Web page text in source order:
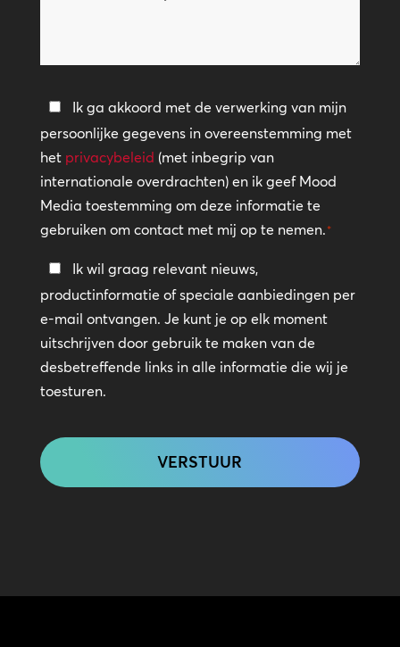
helpen?
Privacybeleid
*
Ik ga akkoord met de verwerking van mijn
persoonlijke gegevens in overeenstemming met
het privacybeleid (met inbegrip van
internationale overdrachten) en ik geef Mood
Media toestemming om deze informatie te
gebruiken om contact met mij op te nemen.*
Blijf
in
contact
Ik wil graag relevant nieuws,
productinformatie of speciale aanbiedingen per
e-mail ontvangen. Je kunt je op elk moment
uitschrijven door gebruik te maken van de
desbetreffende links in alle informatie die wij je
toesturen.